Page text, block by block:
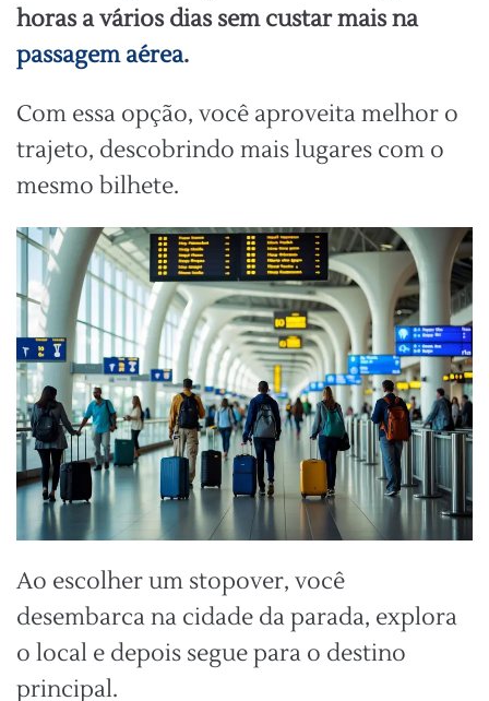
horas a vários dias sem custar mais na
passagem aérea.
Com essa opção, você aproveita melhor o
trajeto, descobrindo mais lugares com o
mesmo bilhete.
Ao escolher um stopover, você
desembarca na cidade da parada, explora
o local e depois segue para o destino
principal.